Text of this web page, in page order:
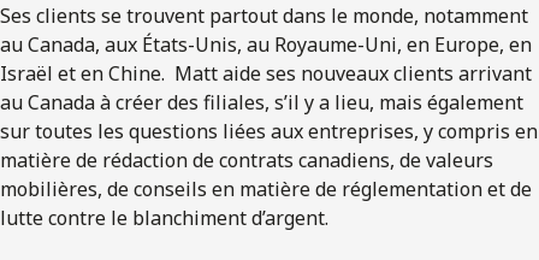
Ses clients se trouvent partout dans le monde, notamment
au Canada, aux États-Unis, au Royaume-Uni, en Europe, en
Israël et en Chine. Matt aide ses nouveaux clients arrivant
au Canada à créer des filiales, s’il y a lieu, mais également
sur toutes les questions liées aux entreprises, y compris en
matière de rédaction de contrats canadiens, de valeurs
mobilières, de conseils en matière de réglementation et de
lutte contre le blanchiment d’argent.